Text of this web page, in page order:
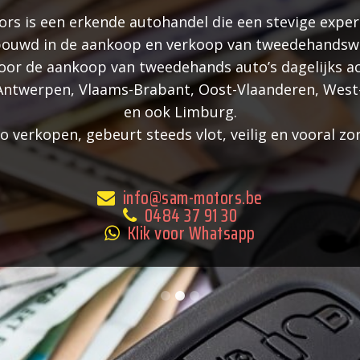
is een erkende autohandel die een stevige
in de aankoop en verkoop van
de aankoop van tweedehands auto’s dagelijks
Vlaams-Brabant, Oost-Vlaanderen,
en ook Limburg.
verkopen, gebeurt steeds vlot, veilig en vooral
info@sam-motors.be
0484 37 91 30
Klik voor Whatsapp